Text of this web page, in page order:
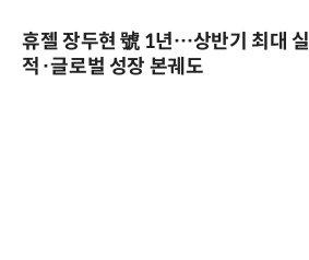
휴젤 장두현 號 1년…상반기 최대 실
적·글로벌 성장 본궤도